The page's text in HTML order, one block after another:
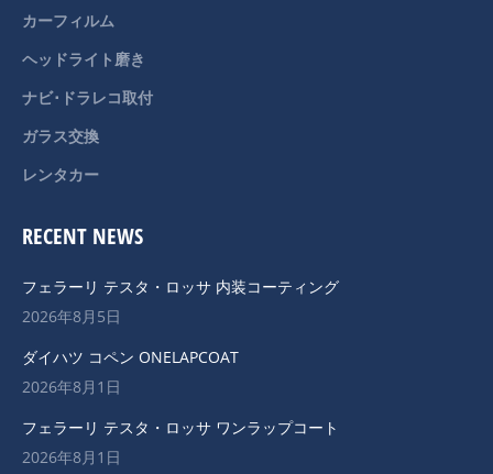
カーフィルム
ヘッドライト磨き
ナビ･ドラレコ取付
ガラス交換
レンタカー
RECENT NEWS
フェラーリ テスタ・ロッサ 内装コーティング
2026年8月5日
ダイハツ コペン ONELAPCOAT
2026年8月1日
フェラーリ テスタ・ロッサ ワンラップコート
2026年8月1日